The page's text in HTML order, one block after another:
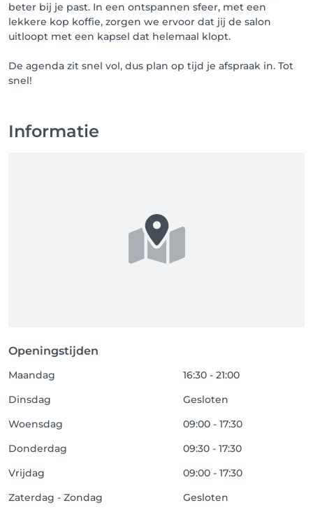
beter bij je past. In een ontspannen sfeer, met een
lekkere kop koffie, zorgen we ervoor dat jij de salon
uitloopt met een kapsel dat helemaal klopt.
De agenda zit snel vol, dus plan op tijd je afspraak in. Tot
Informatie
Openingstijden
Maandag
16:30 - 21:00
Dinsdag
Gesloten
Woensdag
09:00 - 17:30
Donderdag
09:30 - 17:30
Vrijdag
09:00 - 17:30
Zaterdag - Zondag
Gesloten